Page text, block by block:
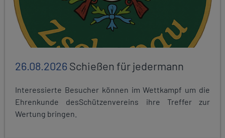
26.08.2026Schießen für jedermann
Interessierte Besucher können im Wettkampf um die
Ehrenkunde desSchützenvereins ihre Treffer zur
Wertung bringen.